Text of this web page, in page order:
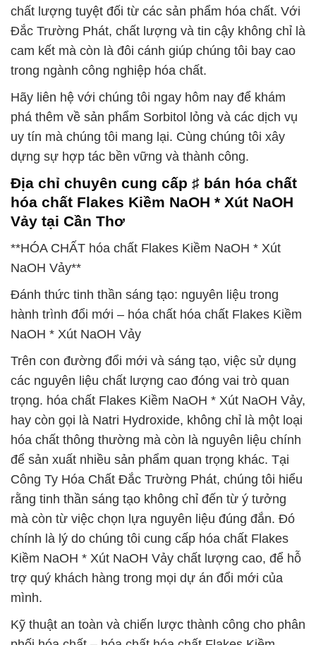
chất lượng tuyệt đối từ các sản phẩm hóa chất. Với
Đắc Trường Phát, chất lượng và tin cậy không chỉ là
cam kết mà còn là đôi cánh giúp chúng tôi bay cao
trong ngành công nghiệp hóa chất.
Hãy liên hệ với chúng tôi ngay hôm nay để khám
phá thêm về sản phẩm Sorbitol lỏng và các dịch vụ
uy tín mà chúng tôi mang lại. Cùng chúng tôi xây
dựng sự hợp tác bền vững và thành công.
Địa chỉ chuyên cung cấp ♯ bán hóa chất
hóa chất Flakes Kiềm NaOH * Xút NaOH
Vảy tại Cần Thơ
**HÓA CHẤT hóa chất Flakes Kiềm NaOH * Xút
NaOH Vảy**
Đánh thức tinh thần sáng tạo: nguyên liệu trong
hành trình đổi mới – hóa chất hóa chất Flakes Kiềm
NaOH * Xút NaOH Vảy
Trên con đường đổi mới và sáng tạo, việc sử dụng
các nguyên liệu chất lượng cao đóng vai trò quan
trọng. hóa chất Flakes Kiềm NaOH * Xút NaOH Vảy,
hay còn gọi là Natri Hydroxide, không chỉ là một loại
hóa chất thông thường mà còn là nguyên liệu chính
để sản xuất nhiều sản phẩm quan trọng khác. Tại
Công Ty Hóa Chất Đắc Trường Phát, chúng tôi hiểu
rằng tinh thần sáng tạo không chỉ đến từ ý tưởng
mà còn từ việc chọn lựa nguyên liệu đúng đắn. Đó
chính là lý do chúng tôi cung cấp hóa chất Flakes
Kiềm NaOH * Xút NaOH Vảy chất lượng cao, để hỗ
trợ quý khách hàng trong mọi dự án đổi mới của
mình.
Kỹ thuật an toàn và chiến lược thành công cho phân